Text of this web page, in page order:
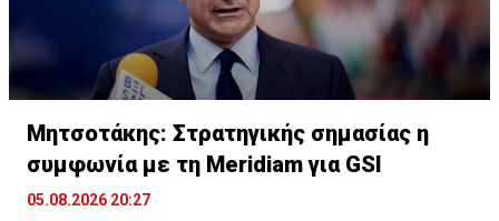
Μητσοτάκης: Στρατηγικής σημασίας η
συμφωνία με τη Meridiam για GSI
05.08.2026 20:27